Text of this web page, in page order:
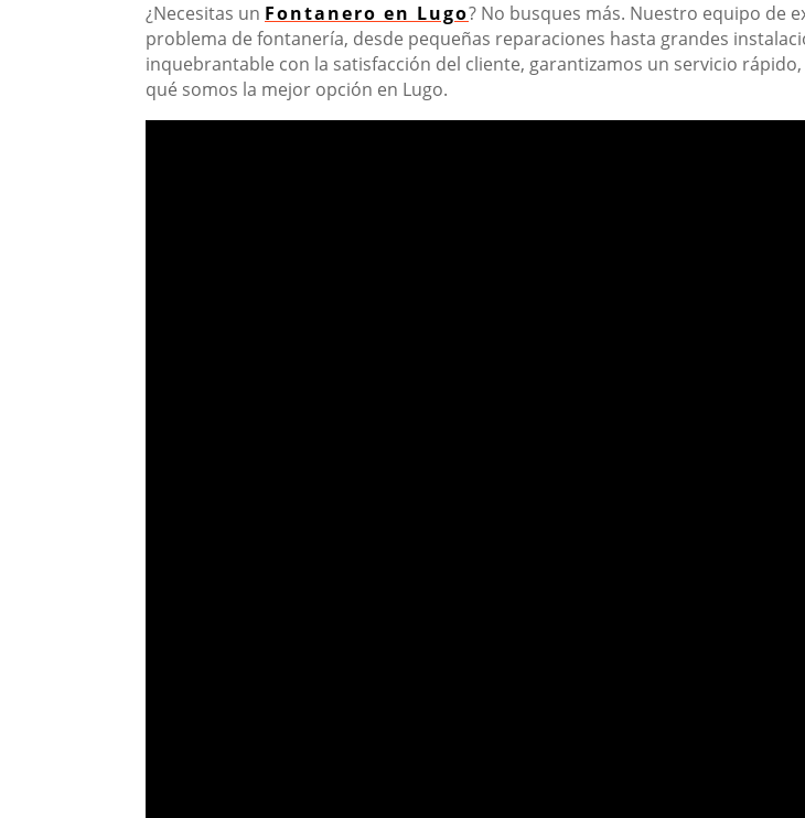
¿Necesitas un Fontanero en Lugo? No busques más. Nuestro equipo de
problema de fontanería, desde pequeñas reparaciones hasta grandes
inquebrantable con la satisfacción del cliente, garantizamos un servicio
qué somos la mejor opción en Lugo.